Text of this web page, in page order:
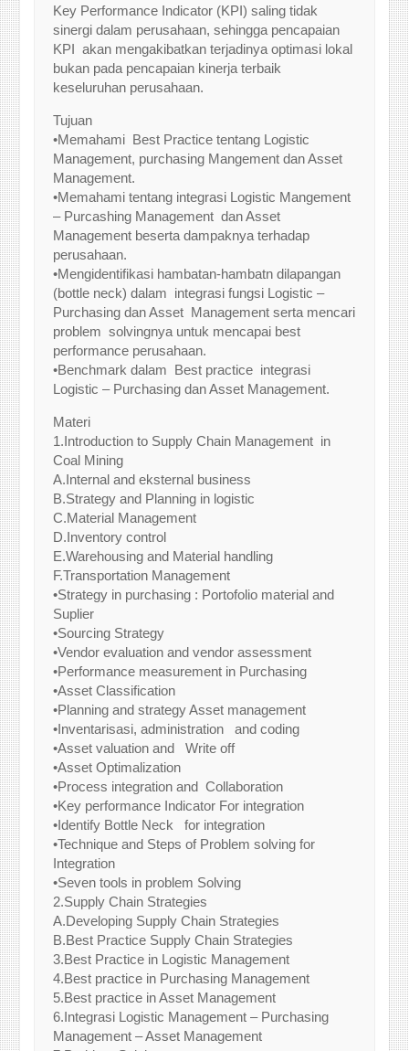
Key Performance Indicator (KPI) saling tidak
sinergi dalam perusahaan, sehingga pencapaian
KPI akan mengakibatkan terjadinya optimasi lokal
bukan pada pencapaian kinerja terbaik
keseluruhan perusahaan.
Tujuan
•Memahami Best Practice tentang Logistic
Management, purchasing Mangement dan Asset
Management.
•Memahami tentang integrasi Logistic Mangement
– Purcashing Management dan Asset
Management beserta dampaknya terhadap
perusahaan.
•Mengidentifikasi hambatan-hambatn dilapangan
(bottle neck) dalam integrasi fungsi Logistic –
Purchasing dan Asset Management serta mencari
problem solvingnya untuk mencapai best
performance perusahaan.
•Benchmark dalam Best practice integrasi
Logistic – Purchasing dan Asset Management.
Materi
1.Introduction to Supply Chain Management in
Coal Mining
A.Internal and eksternal business
B.Strategy and Planning in logistic
C.Material Management
D.Inventory control
E.Warehousing and Material handling
F.Transportation Management
•Strategy in purchasing : Portofolio material and
Suplier
•Sourcing Strategy
•Vendor evaluation and vendor assessment
•Performance measurement in Purchasing
•Asset Classification
•Planning and strategy Asset management
•Inventarisasi, administration and coding
•Asset valuation and Write off
•Asset Optimalization
•Process integration and Collaboration
•Key performance Indicator For integration
•Identify Bottle Neck for integration
•Technique and Steps of Problem solving for
Integration
•Seven tools in problem Solving
2.Supply Chain Strategies
A.Developing Supply Chain Strategies
B.Best Practice Supply Chain Strategies
3.Best Practice in Logistic Management
4.Best practice in Purchasing Management
5.Best practice in Asset Management
6.Integrasi Logistic Management – Purchasing
Management – Asset Management